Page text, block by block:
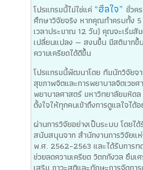
โปรแกรมนี้ไม่ใช่แค่ “ฮีลใจ”ชั่วค
ศึกษาวิจัยจริง หากคุณทำครบทั้ง
เวลาประมาณ 12 วัน) คุณจะเริ่มสั
เปลี่ยนแปลง — สงบขึ้น มีสติมากขึ้
ความเครียดได้ดีขึ้น
โปรแกรมนี้พัฒนาโดย ทีมนักวิจัยจา
สุขภาพจิตและการพยาบาลจิตเวช
พยาบาลศาสตร์ มหาวิทยาลัยมหิดล
ตั้งใจให้ทุกคนเข้าถึงการดูแลใจได้
ผ่านการวิจัยอย่างเป็นระบบ โดยไ
สนับสนุนจาก สำนักงานการวิจัยแ
พ.ศ. 2562–2563 และได้รับการท
ช่วยลดความเครียด วิตกกังวล ซึมเ